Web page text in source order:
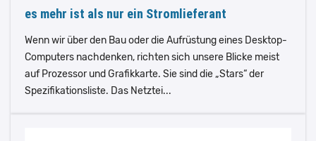
es mehr ist als nur ein Stromlieferant
Wenn wir über den Bau oder die Aufrüstung eines Desktop-
Computers nachdenken, richten sich unsere Blicke meist
auf Prozessor und Grafikkarte. Sie sind die „Stars“ der
Spezifikationsliste. Das Netztei...